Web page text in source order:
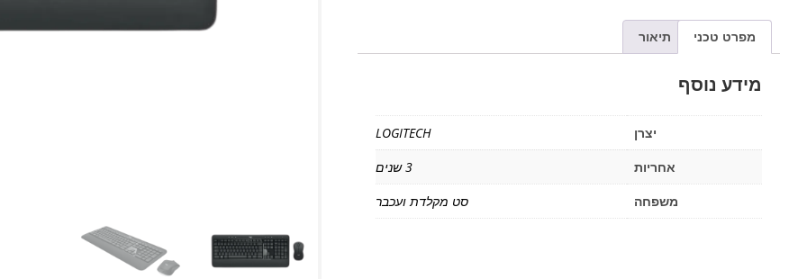
מפרט טכני תיאור
מידע נוסף
יצרן
LOGITECH
אחריות
3 שנים
משפחה
סט מקלדת ועכבר